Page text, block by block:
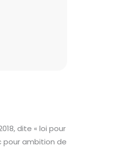
dite « loi pour
pour ambition de